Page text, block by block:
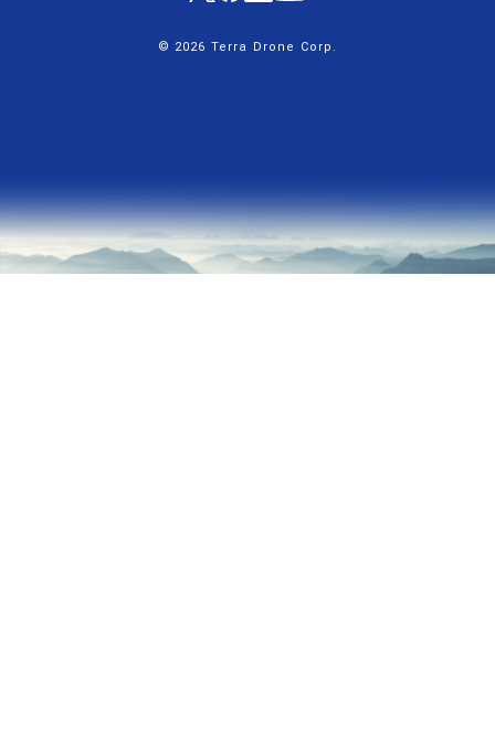
© 2026 Terra Drone Corp.